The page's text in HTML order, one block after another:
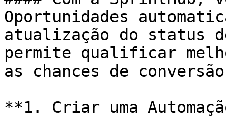
Oportunidades
atualização do status
permite qualificar
as chances de
**1. Criar uma